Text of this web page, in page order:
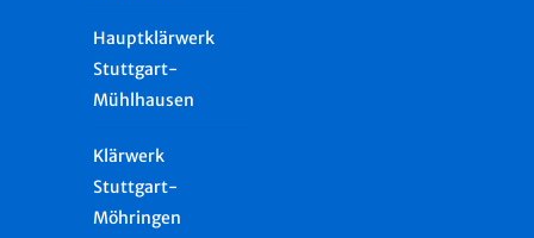
Hauptklärwerk
Stuttgart-
Mühlhausen
Klärwerk
Stuttgart-
Möhringen